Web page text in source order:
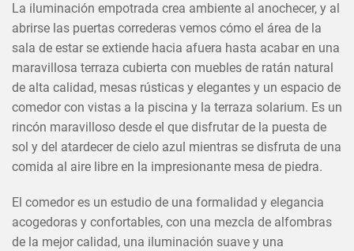
La iluminación empotrada crea ambiente al anochecer, y al
abrirse las puertas correderas vemos cómo el área de la
sala de estar se extiende hacia afuera hasta acabar en una
maravillosa terraza cubierta con muebles de ratán natural
de alta calidad, mesas rústicas y elegantes y un espacio de
comedor con vistas a la piscina y la terraza solarium. Es un
rincón maravilloso desde el que disfrutar de la puesta de
sol y del atardecer de cielo azul mientras se disfruta de una
comida al aire libre en la impresionante mesa de piedra.
El comedor es un estudio de una formalidad y elegancia
acogedoras y confortables, con una mezcla de alfombras
de la mejor calidad, una iluminación suave y una